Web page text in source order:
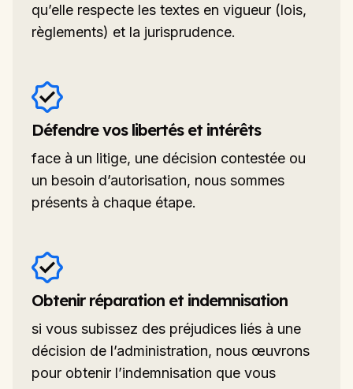
qu’elle respecte les textes en vigueur (lois,
règlements) et la jurisprudence.
Défendre vos libertés et intérêts
face à un litige, une décision contestée ou
un besoin d’autorisation, nous sommes
présents à chaque étape.
Obtenir réparation et indemnisation
si vous subissez des préjudices liés à une
décision de l’administration, nous œuvrons
pour obtenir l’indemnisation que vous